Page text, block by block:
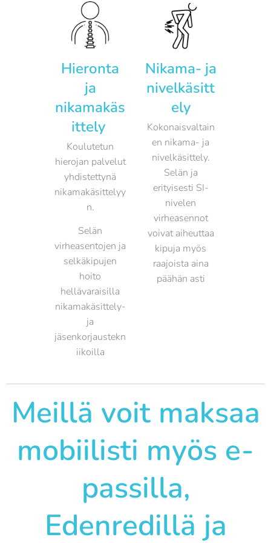
Hieronta
ja
nikamakäs
ittely
Koulutetun
hierojan palvelut
yhdistettynä
nikamakäsittelyy
n.
Selän
virheasentojen ja
selkäkipujen
hoito
hellävaraisilla
nikamakäsittely-
ja
jäsenkorjaustekn
iikoilla
Nikama- ja
nivelkäsitt
ely
Kokonaisvaltain
en nikama- ja
nivelkäsittely.
Selän ja
erityisesti SI-
nivelen
virheasennot
voivat aiheuttaa
kipuja myös
raajoista aina
päähän asti
Meillä voit maksaa
mobiilisti myös e-
passilla,
Edenredillä ja